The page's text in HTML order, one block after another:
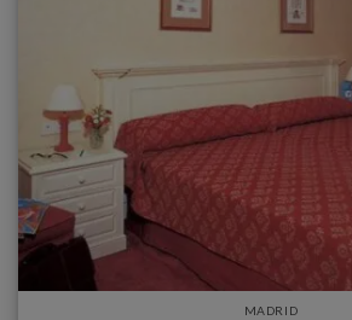
MADRID